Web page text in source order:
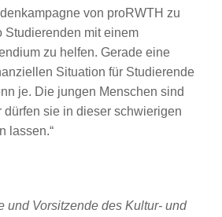
von proRWTH zu
Studierenden mit einem
zu helfen. Gerade eine
Situation für Studierende
je. Die jungen Menschen sind
dürfen sie in dieser schwierigen
lassen.“
und Vorsitzende des Kultur- und